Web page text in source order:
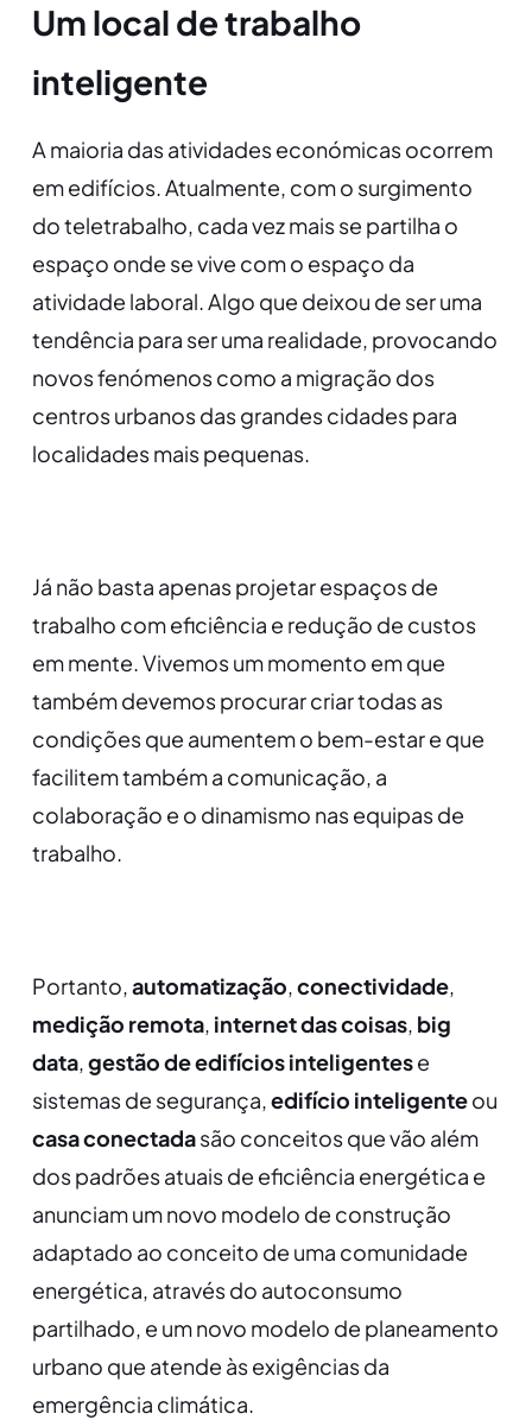
Um local de trabalho
inteligente
A maioria das atividades económicas ocorrem
em edifícios. Atualmente, com o surgimento
do teletrabalho, cada vez mais se partilha o
espaço onde se vive com o espaço da
atividade laboral. Algo que deixou de ser uma
tendência para ser uma realidade, provocando
novos fenómenos como a migração dos
centros urbanos das grandes cidades para
localidades mais pequenas.
Já não basta apenas projetar espaços de
trabalho com eficiência e redução de custos
em mente. Vivemos um momento em que
também devemos procurar criar todas as
condições que aumentem o bem-estar e que
facilitem também a comunicação, a
colaboração e o dinamismo nas equipas de
trabalho.
Portanto,automatização,conectividade,
medição remota, internet das coisas, big
data,gestão de edifícios inteligentese
sistemas de segurança,edifício inteligenteou
casa conectadasão conceitos que vão além
dos padrões atuais de eficiência energética e
anunciam um novo modelo de construção
adaptado ao conceito de uma comunidade
energética, através do autoconsumo
partilhado, e um novo modelo de planeamento
urbano que atende às exigências da
emergência climática.